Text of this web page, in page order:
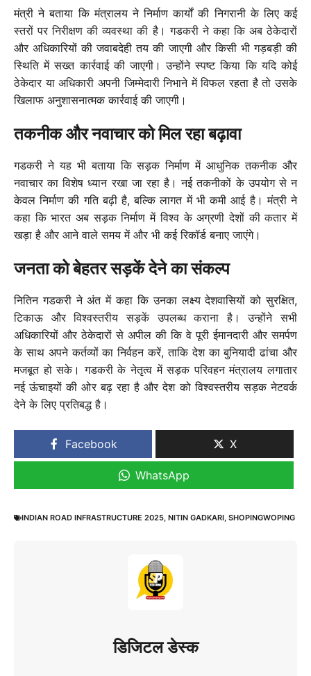
मंत्री ने बताया कि मंत्रालय ने निर्माण कार्यों की निगरानी के लिए कई
स्तरों पर निरीक्षण की व्यवस्था की है। गडकरी ने कहा कि अब ठेकेदारों
और अधिकारियों की जवाबदेही तय की जाएगी और किसी भी गड़बड़ी की
स्थिति में सख्त कार्रवाई की जाएगी। उन्होंने स्पष्ट किया कि यदि कोई
ठेकेदार या अधिकारी अपनी जिम्मेदारी निभाने में विफल रहता है तो उसके
खिलाफ अनुशासनात्मक कार्रवाई की जाएगी।
तकनीक और नवाचार को मिल रहा बढ़ावा
गडकरी ने यह भी बताया कि सड़क निर्माण में आधुनिक तकनीक और
नवाचार का विशेष ध्यान रखा जा रहा है। नई तकनीकों के उपयोग से न
केवल निर्माण की गति बढ़ी है, बल्कि लागत में भी कमी आई है। मंत्री ने
कहा कि भारत अब सड़क निर्माण में विश्व के अग्रणी देशों की कतार में
खड़ा है और आने वाले समय में और भी कई रिकॉर्ड बनाए जाएंगे।
जनता को बेहतर सड़कें देने का संकल्प
नितिन गडकरी ने अंत में कहा कि उनका लक्ष्य देशवासियों को सुरक्षित,
टिकाऊ और विश्वस्तरीय सड़कें उपलब्ध कराना है। उन्होंने सभी
अधिकारियों और ठेकेदारों से अपील की कि वे पूरी ईमानदारी और समर्पण
के साथ अपने कर्तव्यों का निर्वहन करें, ताकि देश का बुनियादी ढांचा और
मजबूत हो सके। गडकरी के नेतृत्व में सड़क परिवहन मंत्रालय लगातार
नई ऊंचाइयों की ओर बढ़ रहा है और देश को विश्वस्तरीय सड़क नेटवर्क
देने के लिए प्रतिबद्ध है।
Facebook X
WhatsApp
INDIAN ROAD INFRASTRUCTURE 2025, NITIN GADKARI, SHOPINGWOPING
डिजिटल डेस्क